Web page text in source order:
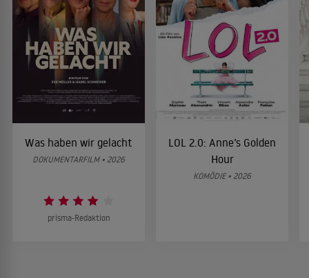
Was haben wir gelacht
DOKUMENTARFILM • 2026
prisma-Redaktion
LOL 2.0: Anne’s Golden
Hour
KOMÖDIE • 2026